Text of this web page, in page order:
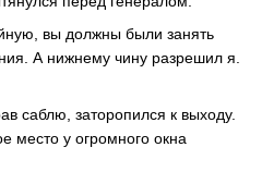
вы должны были занять
А нижнему чину разрешил я.
саблю, заторопился к выходу.
у огромного окна